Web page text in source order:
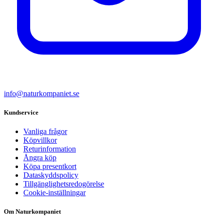
info@naturkompaniet.se
Kundservice
Vanliga frågor
Köpvillkor
Returinformation
Ångra köp
Köpa presentkort
Dataskyddspolicy
Tillgänglighetsredogörelse
Cookie-inställningar
Om Naturkompaniet